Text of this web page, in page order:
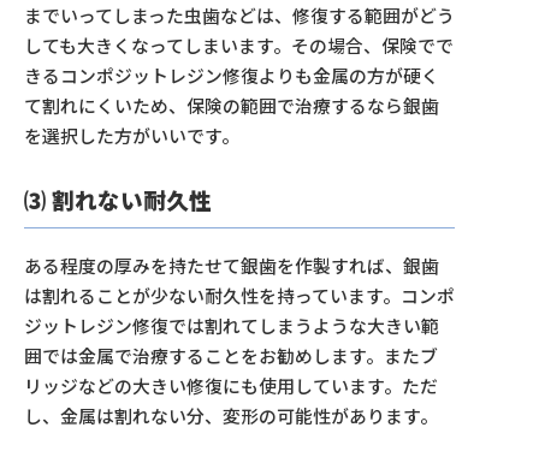
までいってしまった虫歯などは、修復する範囲がどう
しても大きくなってしまいます。その場合、保険でで
きるコンポジットレジン修復よりも金属の方が硬く
て割れにくいため、保険の範囲で治療するなら銀歯
を選択した方がいいです。
⑶ 割れない耐久性
ある程度の厚みを持たせて銀歯を作製すれば、銀歯
は割れることが少ない耐久性を持っています。コンポ
ジットレジン修復では割れてしまうような大きい範
囲では金属で治療することをお勧めします。またブ
リッジなどの大きい修復にも使用しています。ただ
し、金属は割れない分、変形の可能性があります。